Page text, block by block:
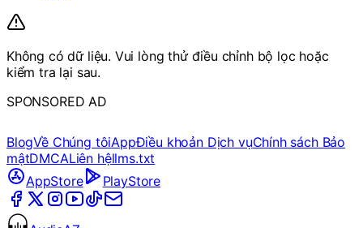
Không có dữ liệu. Vui lòng thử điều chỉnh bộ lọc hoặc
kiểm tra lại sau.
SPONSORED AD
BlogVề Chúng tôiAppĐiều khoản Dịch vụChính sách Bảo
mậtDMCALiên hệllms.txt
AppStore
PlayStore